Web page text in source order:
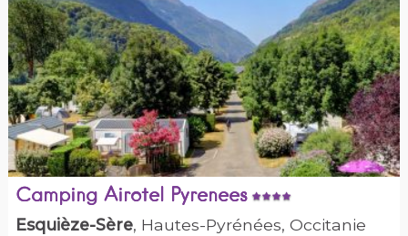
Camping Airotel Pyrenees
Esquièze-Sère, Hautes-Pyrénées, Occitanie